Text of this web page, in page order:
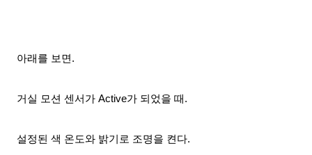
아래를 보면.
거실 모션 센서가 Active가 되었을 때.
설정된 색 온도와 밝기로 조명을 켠다.